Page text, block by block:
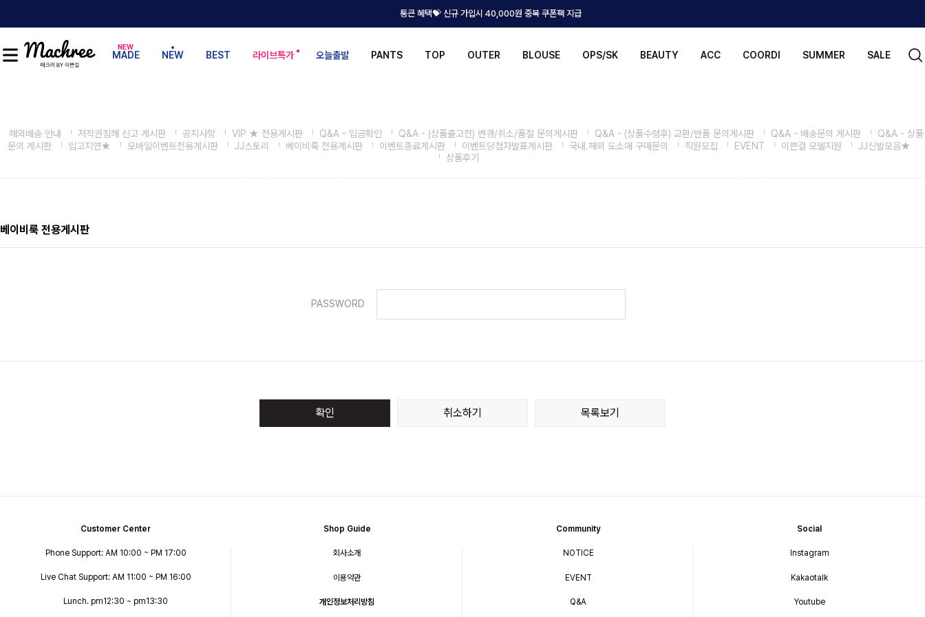
통큰 혜택💝 신규 가입시 40,000원 중복 쿠폰팩 지급
MADE NEW BEST 라이브특가 오늘출발 PANTS TOP OUTER BLOUSE OPS/SK BEAUTY ACC COORDI SUMMER SALE
해외배송 안내 저작권침해 신고 게시판 공지사항 VIP ★ 전용게시판 Q&A - 입금확인 Q&A - (상품출고전) 변경/취소/품절 문의게시판 Q&A - (상품수령후) 교환/반품 문의게시판 Q&A - 배송문의 게시판
Q&A - 상품
문의 게시판
입고지연★ 모바일이벤트전용게시판 JJ스토리 베이비룩 전용게시판 이벤트종료게시판 이벤트당첨자발표게시판 국내.해외 도소매 구매문의 직원모집 EVENT 이쁜걸 모델지원
JJ신발모음★
상품후기
베이비룩 전용게시판
PASSWORD
확인 취소하기 목록보기
Customer Center
Phone Support: AM 10:00 ~ PM 17:00
Live Chat Support: AM 11:00 ~ PM 16:00
Lunch. pm12:30 ~ pm13:30
Shop Guide
회사소개
이용약관
개인정보처리방침
Community
NOTICE
EVENT
Q&A
Social
Instagram
Kakaotalk
Youtube